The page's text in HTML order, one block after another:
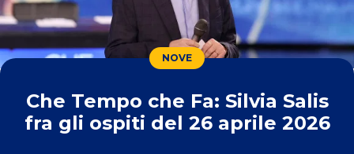
NOVE
Che Tempo che Fa: Silvia Salis
fra gli ospiti del 26 aprile 2026